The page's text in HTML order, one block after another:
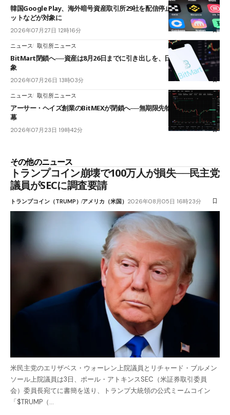
韓国Google Play、海外暗号資産取引所29社を配信停止──OKXやバイビ
ットなどが対象に
2026年07月27日 12時16分
ニュース 取引所ニュース
BitMart閉鎖へ──資産は8月26日までに引き出しを、日本人利用者も対
象
2026年07月26日 13時03分
ニュース 取引所ニュース
アーサー・ヘイズ創業のBitMEXが閉鎖へ──無期限先物を生んだ11年に
幕
2026年07月23日 19時42分
その他のニュース
トランプコイン崩壊で100万人が損失──民主党
議員がSECに調査要請
トランプコイン（TRUMP）アメリカ（米国） 2026年08月05日 16時23分
米民主党のエリザベス・ウォーレン上院議員とリチャード・ブルメン
ソール上院議員は3日、ポール・アトキンスSEC（米証券取引委員
会）委員長宛てに書簡を送り、トランプ大統領の公式ミームコイン
「$TRUMP（…